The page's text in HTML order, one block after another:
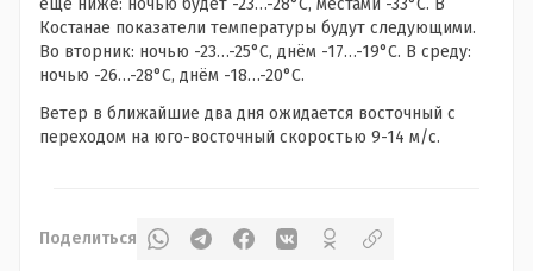
ещё ниже: ночью будет -23…-28°С, местами -33°С. В
Костанае показатели температуры будут следующими.
Во вторник: ночью -23…-25°С, днём -17…-19°С. В среду:
ночью -26…-28°С, днём -18…-20°С.
Ветер в ближайшие два дня ожидается восточный с
переходом на юго-восточный скоростью 9-14 м/с.
Поделиться